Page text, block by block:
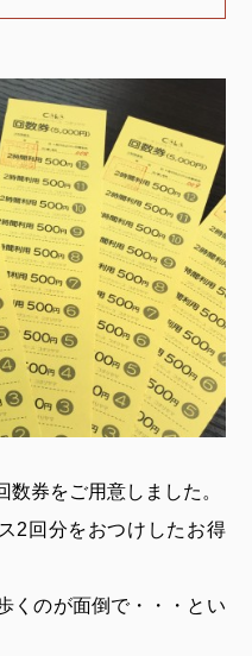
券をご用意しました。
2回分をおつけしたお得
くのが面倒で・・・とい